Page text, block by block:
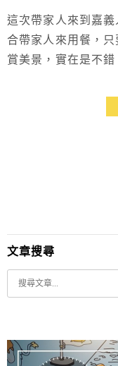
這次帶家人來到嘉
合帶家人來用餐，
賞美景，實在是不
文章搜尋